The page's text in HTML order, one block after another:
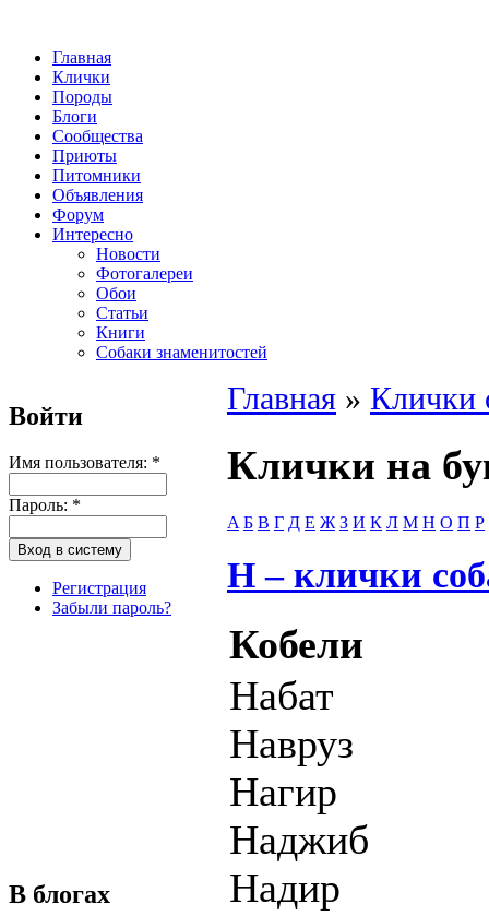
Главная
Клички
Породы
Блоги
Сообщества
Приюты
Питомники
Объявления
Форум
Интересно
Новости
Фотогалереи
Обои
Статьи
Книги
Собаки знаменитостей
Войти
Имя пользователя: *
Пароль: *
Регистрация
Забыли пароль?
В блогах
Главная » Клички
Клички на
A Б В Г Д Е Ж З И К Л М Н О П Р
Н – клички
Кобели
Набат
Навруз
Нагир
Наджиб
Надир